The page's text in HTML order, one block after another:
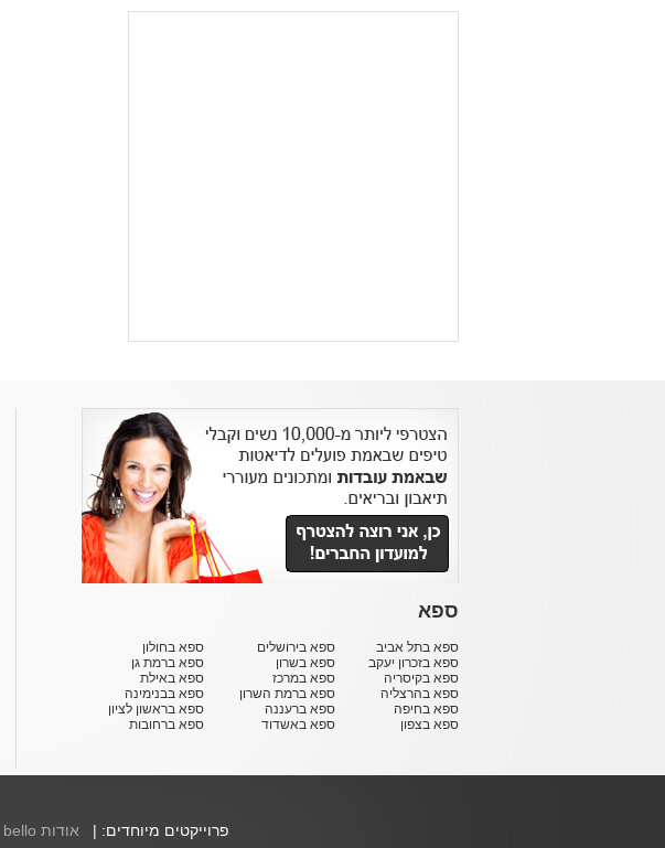
ספא
ספא בתל אביב
ספא בזכרון יעקב
ספא בקיסריה
ספא בהרצליה
ספא בחיפה
ספא בצפון
ספא בירושלים
ספא בשרון
ספא במרכז
ספא ברמת השרון
ספא ברעננה
ספא באשדוד
ספא בחולון
ספא ברמת גן
ספא באילת
ספא בבנימינה
ספא בראשון לציון
ספא ברחובות
פרוייקטים מיוחדים: | אודות bello